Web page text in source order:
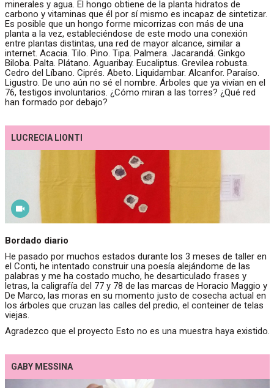
minerales y agua. El hongo obtiene de la planta hidratos de
carbono y vitaminas que él por sí mismo es incapaz de sintetizar.
Es posible que un hongo forme micorrizas con más de una
planta a la vez, estableciéndose de este modo una conexión
entre plantas distintas, una red de mayor alcance, similar a
internet. Acacia. Tilo. Pino. Tipa. Palmera. Jacarandá. Ginkgo
Biloba. Palta. Plátano. Aguaribay. Eucaliptus. Grevilea robusta.
Cedro del Líbano. Ciprés. Abeto. Liquidambar. Alcanfor. Paraíso.
Ligustro. De uno aún no sé el nombre. Árboles que ya vivían en el
76, testigos involuntarios. ¿Cómo miran a las torres? ¿Qué red
han formado por debajo?
LUCRECIA LIONTI
Bordado diario
He pasado por muchos estados durante los 3 meses de taller en
el Conti, he intentado construir una poesía alejándome de las
palabras y me ha costado mucho, he desarticulado frases y
letras, la caligrafía del 77 y 78 de las marcas de Horacio Maggio y
De Marco, las moras en su momento justo de cosecha actual en
los árboles que cruzan las calles del predio, el conteiner de telas
viejas.
Agradezco que el proyecto Esto no es una muestra haya existido.
GABY MESSINA